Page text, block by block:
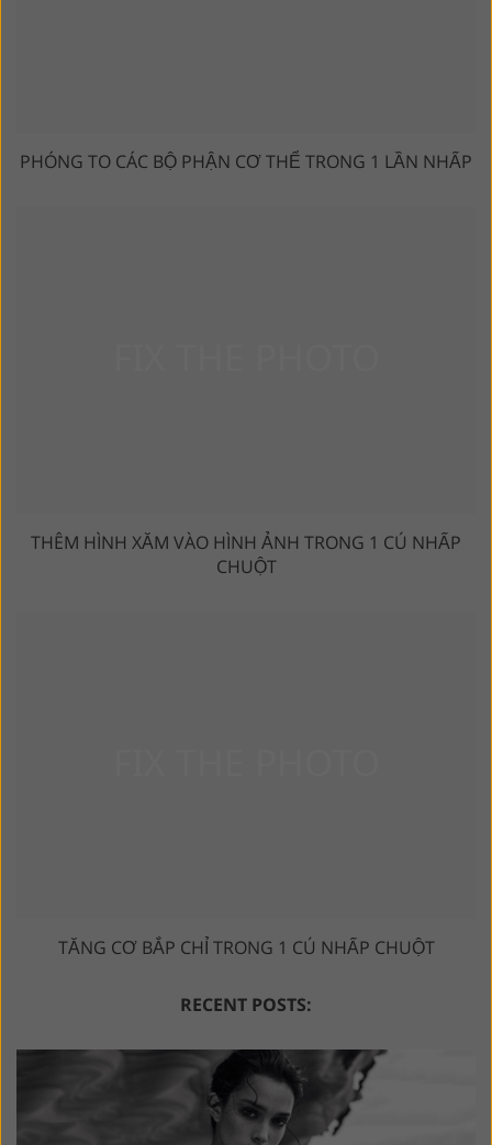
PHÓNG TO CÁC BỘ PHẬN CƠ THỂ TRONG 1 LẦN NHẤP
THÊM HÌNH XĂM VÀO HÌNH ẢNH TRONG 1 CÚ NHẤP
CHUỘT
TĂNG CƠ BẮP CHỈ TRONG 1 CÚ NHẤP CHUỘT
RECENT POSTS: